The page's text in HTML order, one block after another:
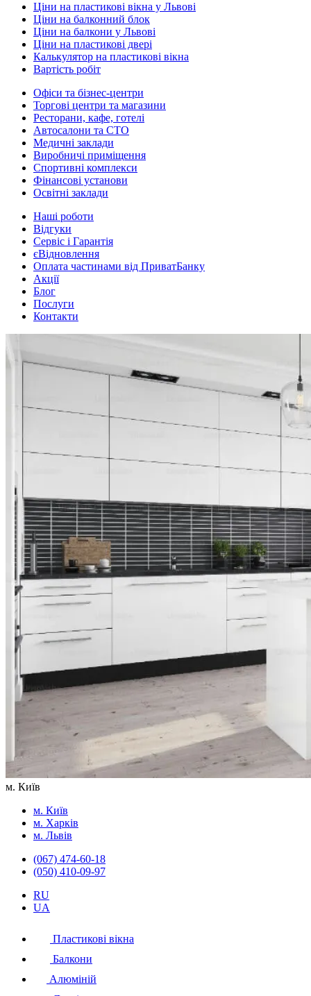
Ціни на пластикові вікна у Львові
Ціни на балконний блок
Ціни на балкони у Львові
Ціни на пластикові двері
Калькулятор на пластикові вікна
Вартість робіт
Офіси та бізнес-центри
Торгові центри та магазини
Ресторани, кафе, готелі
Автосалони та СТО
Медичні заклади
Виробничі приміщення
Спортивні комплекси
Фінансові установи
Освітні заклади
Наші роботи
Відгуки
Сервіс і Гарантія
єВідновлення
Оплата частинами від ПриватБанку
Акції
Блог
Послуги
Контакти
м. Київ
м. Київ
м. Харків
м. Львів
(067) 474-60-18
(050) 410-09-97
RU
UA
Пластикові вікна
Балкони
Алюміній